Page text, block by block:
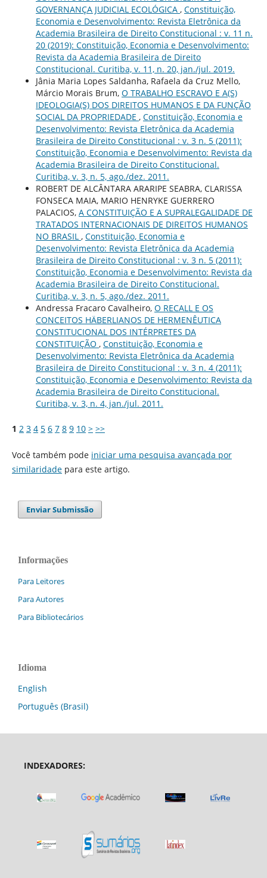
GOVERNANÇA JUDICIAL ECOLÓGICA , Constituição,
Economia e Desenvolvimento: Revista Eletrônica da
Academia Brasileira de Direito Constitucional : v. 11 n.
20 (2019): Constituição, Economia e Desenvolvimento:
Revista da Academia Brasileira de Direito
Constitucional. Curitiba, v. 11, n. 20, jan./jul. 2019.
Jânia Maria Lopes Saldanha, Rafaela da Cruz Mello,
Márcio Morais Brum, O TRABALHO ESCRAVO E A(S)
IDEOLOGIA(S) DOS DIREITOS HUMANOS E DA FUNÇÃO
SOCIAL DA PROPRIEDADE , Constituição, Economia e
Desenvolvimento: Revista Eletrônica da Academia
Brasileira de Direito Constitucional : v. 3 n. 5 (2011):
Constituição, Economia e Desenvolvimento: Revista da
Academia Brasileira de Direito Constitucional.
Curitiba, v. 3, n. 5, ago./dez. 2011.
ROBERT DE ALCÂNTARA ARARIPE SEABRA, CLARISSA
FONSECA MAIA, MARIO HENRYKE GUERRERO
PALACIOS, A CONSTITUIÇÃO E A SUPRALEGALIDADE DE
TRATADOS INTERNACIONAIS DE DIREITOS HUMANOS
NO BRASIL , Constituição, Economia e
Desenvolvimento: Revista Eletrônica da Academia
Brasileira de Direito Constitucional : v. 3 n. 5 (2011):
Constituição, Economia e Desenvolvimento: Revista da
Academia Brasileira de Direito Constitucional.
Curitiba, v. 3, n. 5, ago./dez. 2011.
Andressa Fracaro Cavalheiro, O RECALL E OS
CONCEITOS HÄBERLIANOS DE HERMENÊUTICA
CONSTITUCIONAL DOS INTÉRPRETES DA
CONSTITUIÇÃO , Constituição, Economia e
Desenvolvimento: Revista Eletrônica da Academia
Brasileira de Direito Constitucional : v. 3 n. 4 (2011):
Constituição, Economia e Desenvolvimento: Revista da
Academia Brasileira de Direito Constitucional.
Curitiba, v. 3, n. 4, jan./jul. 2011.
1 2 3 4 5 6 7 8 9 10 > >>
Você também pode iniciar uma pesquisa avançada por
similaridadepara este artigo.
Enviar Submissão
Informações
Para Leitores
Para Autores
Para Bibliotecários
Idioma
English
Português (Brasil)
INDEXADORES: